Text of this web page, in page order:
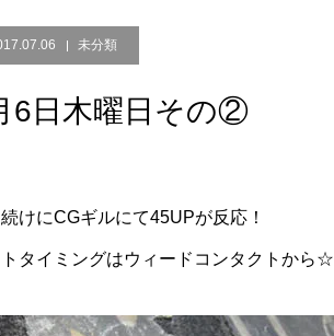
未分類
6日木曜日その②
けにCGギルにて45UPが反応！
タイミングはウィードコンタクトから☆